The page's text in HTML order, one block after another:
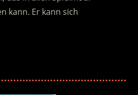
kann. Er kann sich